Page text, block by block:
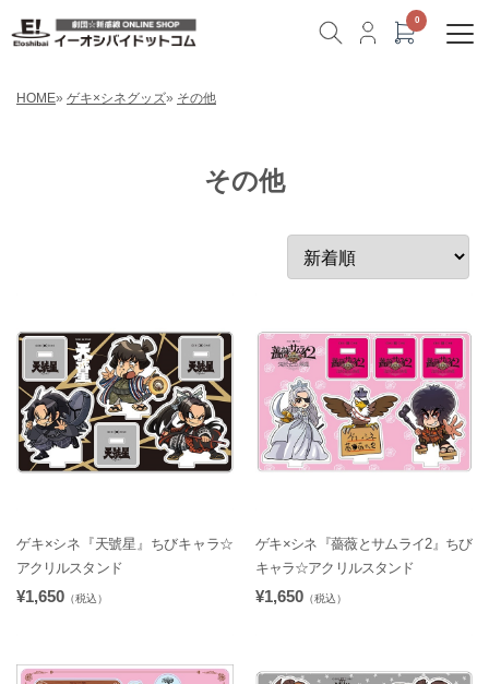
HOME» ゲキ×シネグッズ» その他
その他
ゲキ×シネ『天號星』ちびキャラ☆
アクリルスタンド
¥1,650 （税込）
ゲキ×シネ『薔薇とサムライ2』ちび
キャラ☆アクリルスタンド
¥1,650 （税込）